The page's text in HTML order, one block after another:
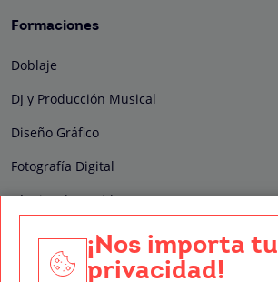
Formaciones
Doblaje
DJ y Producción Musical
Diseño Gráfico
Fotografía Digital
Técnico de Sonido
Edición y Postproducción de Vídeo
¡Nos importa tu
privacidad!